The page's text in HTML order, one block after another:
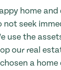
home
not seek
use the
our real
a